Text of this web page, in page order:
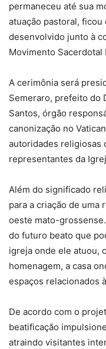
permaneceu até sua
atuação pastoral,
desenvolvido junto à
Movimento Sacerdotal
A cerimônia será
Semeraro, prefeito do
Santos, órgão
canonização no
autoridades religiosas
representantes da
Além do significado
para a criação de uma
oeste mato-
do futuro beato que
igreja onde ele atuou,
homenagem, a casa
espaços relacionados
De acordo com o
beatificação
atraindo visitantes